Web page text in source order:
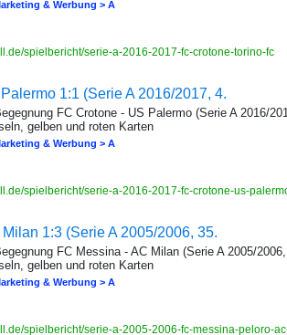
& Werbung > A
spielbericht/serie-a-2016-2017-fc-crotone-torino-fc
1:1 (Serie A 2016/2017, 4.
FC Crotone - US Palermo (Serie A 2016/
gelben und roten Karten
& Werbung > A
spielbericht/serie-a-2016-2017-fc-crotone-us-
1:3 (Serie A 2005/2006, 35.
FC Messina - AC Milan (Serie A 2005/
gelben und roten Karten
& Werbung > A
spielbericht/serie-a-2005-2006-fc-messina-peloro-